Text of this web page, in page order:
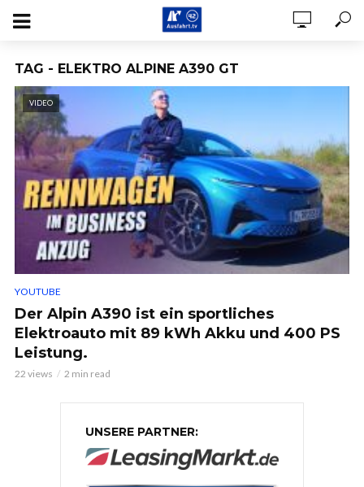
TAG - ELEKTRO ALPINE A390 GT
VIDEO
YOUTUBE
Der Alpin A390 ist ein sportliches
Elektroauto mit 89 kWh Akku und 400 PS
Leistung.
22 views 2 min read
UNSERE PARTNER: